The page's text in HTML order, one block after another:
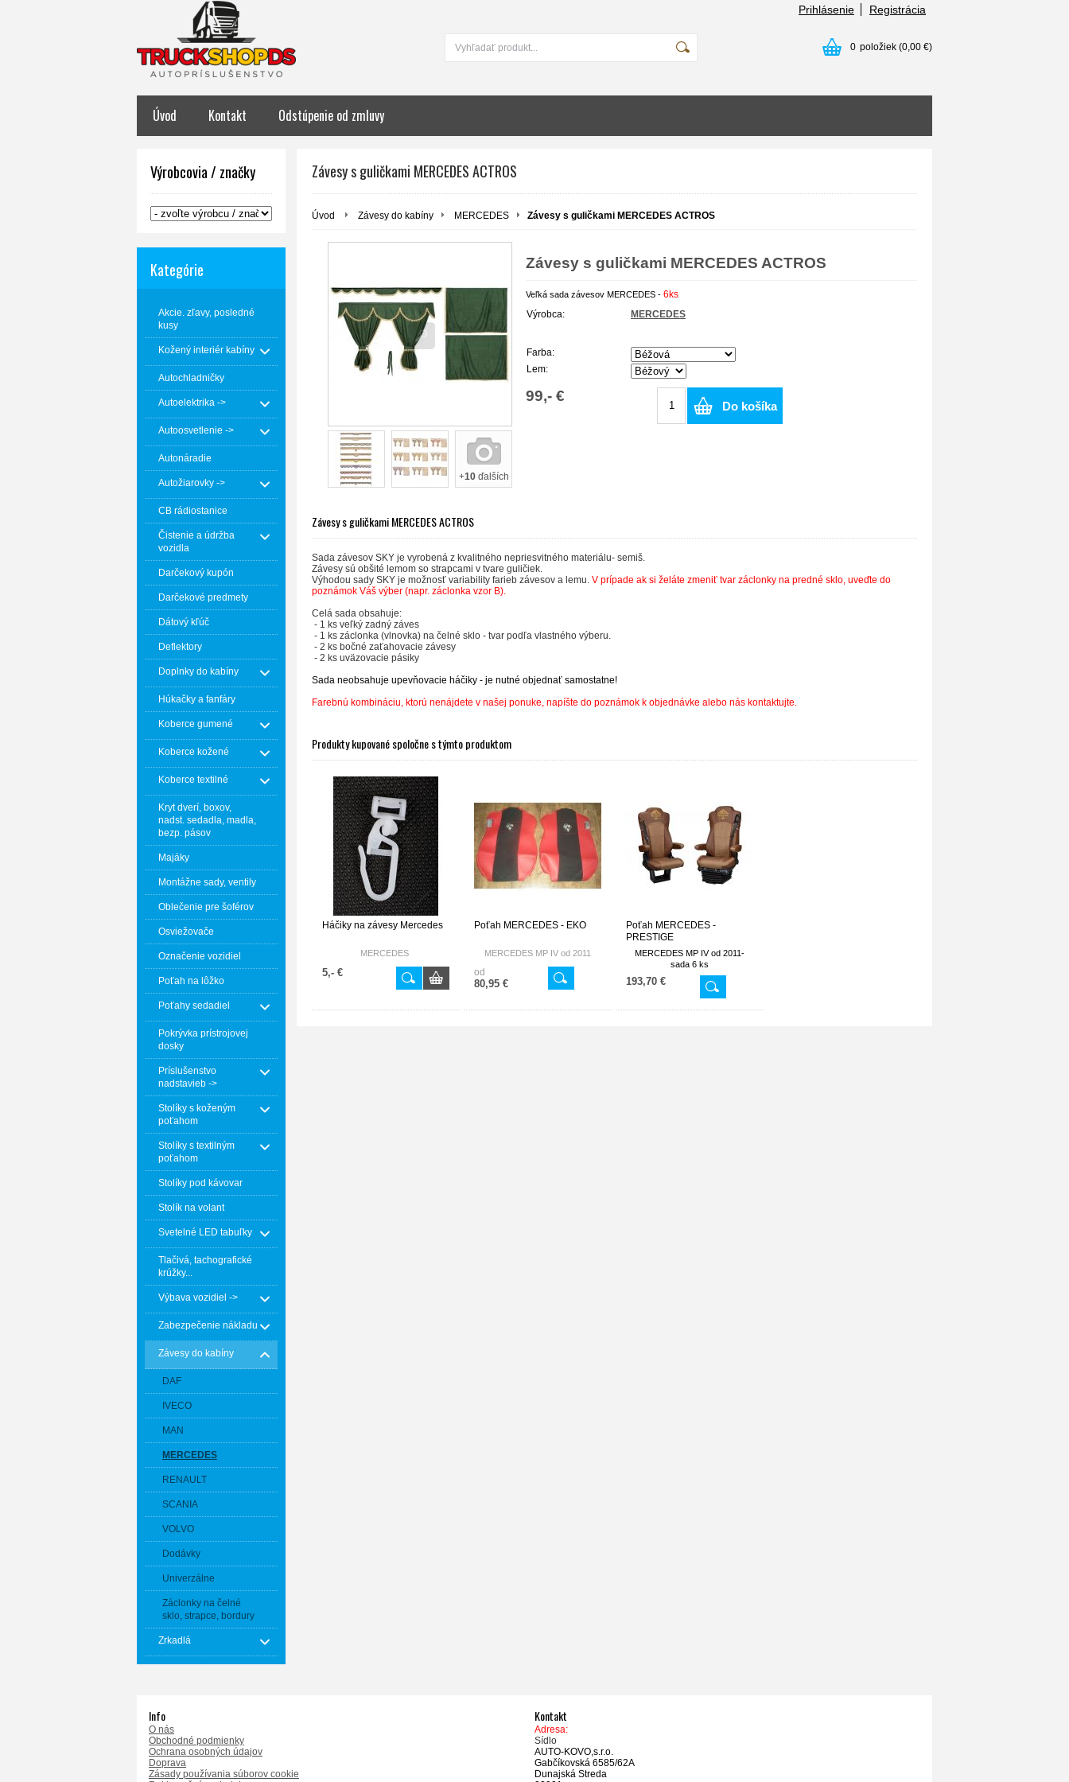
Prihlásenie Registrácia
0 položiek (0,00 €)
Úvod Kontakt Odstúpenie od zmluvy
Výrobcovia / značky
Kategórie
Akcie. zľavy, posledné
kusy
Kožený interiér kabíny
Autochladničky
Autoelektrika ->
Autoosvetlenie ->
Autonáradie
Autožiarovky ->
CB rádiostanice
Čistenie a údržba
vozidla
Darčekový kupón
Darčekové predmety
Dátový kľúč
Deflektory
Doplnky do kabíny
Húkačky a fanfáry
Koberce gumené
Koberce kožené
Koberce textilné
Kryt dverí, boxov,
nadst. sedadla, madla,
bezp. pásov
Majáky
Montážne sady, ventily
Oblečenie pre šoférov
Osviežovače
Označenie vozidiel
Poťah na lôžko
Poťahy sedadiel
Pokrývka prístrojovej
dosky
Príslušenstvo
nadstavieb ->
Stolíky s koženým
poťahom
Stolíky s textilným
poťahom
Stolíky pod kávovar
Stolík na volant
Svetelné LED tabuľky
Tlačivá, tachografické
krúžky...
Výbava vozidiel ->
Zabezpečenie nákladu
Závesy do kabíny
DAF
IVECO
MAN
MERCEDES
RENAULT
SCANIA
VOLVO
Dodávky
Univerzálne
Záclonky na čelné
sklo, strapce, bordury
Zrkadlá
Závesy s guličkami MERCEDES ACTROS
Úvod Závesy do kabíny MERCEDES Závesy s guličkami MERCEDES ACTROS
+10ďalších
Závesy s guličkami MERCEDES ACTROS
Veľká sada závesov MERCEDES - 6ks
Výrobca:
MERCEDES
Farba:
Lem:
99,- €
Do košíka
Závesy s guličkami MERCEDES ACTROS
Sada závesov SKY je vyrobená z kvalitného nepriesvitného materiálu- semiš.
Závesy sú obšité lemom so strapcami v tvare guličiek.
Výhodou sady SKY je možnosť variability farieb závesov a lemu. V prípade ak si želáte zmeniť tvar záclonky na predné sklo, uveďte do
poznámok Váš výber (napr. záclonka vzor B).
Celá sada obsahuje:
- 1 ks veľký zadný záves
- 1 ks záclonka (vlnovka) na čelné sklo - tvar podľa vlastného výberu.
- 2 ks bočné zaťahovacie závesy
- 2 ks uväzovacie pásiky
Sada neobsahuje upevňovacie háčiky - je nutné objednať samostatne!
Farebnú kombináciu, ktorú nenájdete v našej ponuke, napíšte do poznámok k objednávke alebo nás kontaktujte.
Produkty kupované spoločne s týmto produktom
Háčiky na závesy Mercedes
MERCEDES
5,- €
Poťah MERCEDES - EKO
MERCEDES MP IV od 2011
od
80,95 €
Poťah MERCEDES -
PRESTIGE
MERCEDES MP IV od 2011-
sada 6 ks
Koženka - ošúchaný vzhľad.
193,70 €
Info
O nás
Obchodné podmienky
Ochrana osobných údajov
Doprava
Zásady používania súborov cookie
Kontakt
Adresa:
Sídlo
AUTO-KOVO,s.r.o.
Gabčíkovská 6585/62A
Dunajská Streda